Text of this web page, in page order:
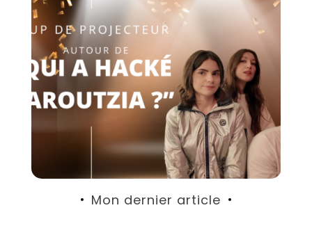
Mon dernier article